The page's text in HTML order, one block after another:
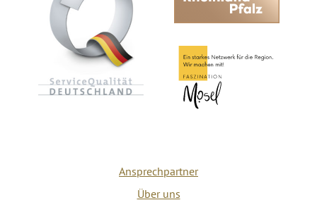
Ansprechpartner
Über uns